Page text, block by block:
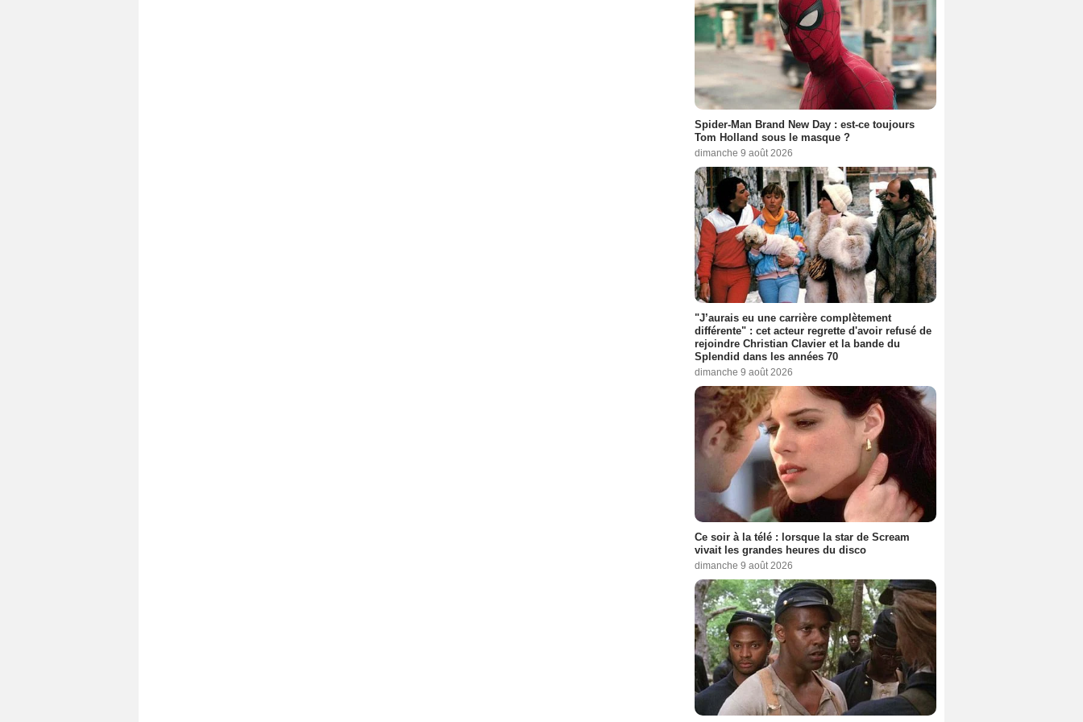
Spider-Man Brand New Day : est-ce toujours
Tom Holland sous le masque ?
dimanche 9 août 2026
"J’aurais eu une carrière complètement
différente" : cet acteur regrette d'avoir refusé de
rejoindre Christian Clavier et la bande du
Splendid dans les années 70
dimanche 9 août 2026
Ce soir à la télé : lorsque la star de Scream
vivait les grandes heures du disco
dimanche 9 août 2026